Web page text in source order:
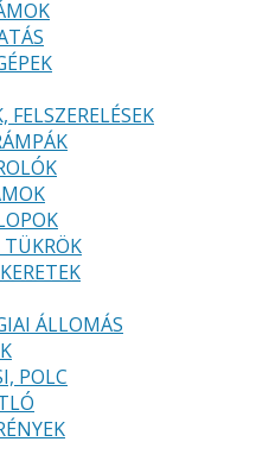
FELSZERELÉSEK
TÜKRÖK
ÁLLOMÁS
POLC